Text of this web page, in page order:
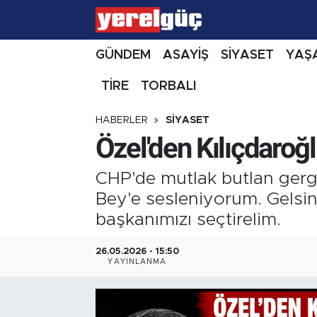
GÜNDEM ASAYİŞ SİYASET
TİRE TORBALI
HABERLER SİYASET
Özel'den
CHP'de mutlak butlan
Bey'e sesleniyorum.
başkanımızı seçtirelim.
26.05.2026 - 15:50
YAYINLANMA